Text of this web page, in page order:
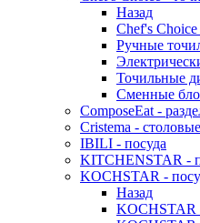
Назад
Chef's
Ручные
Точильные
Сменные
ComposeEat -
Cristema -
IBILI - посуда
KITCHENSTAR -
KOCHSTAR -
Назад
KOCHSTAR